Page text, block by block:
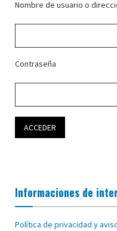
Nombre de usuario o
Contraseña
Informaciones de
Política de privacidad y